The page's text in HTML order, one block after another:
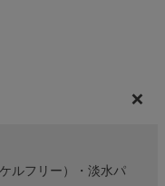
ルフリー）・淡水パ